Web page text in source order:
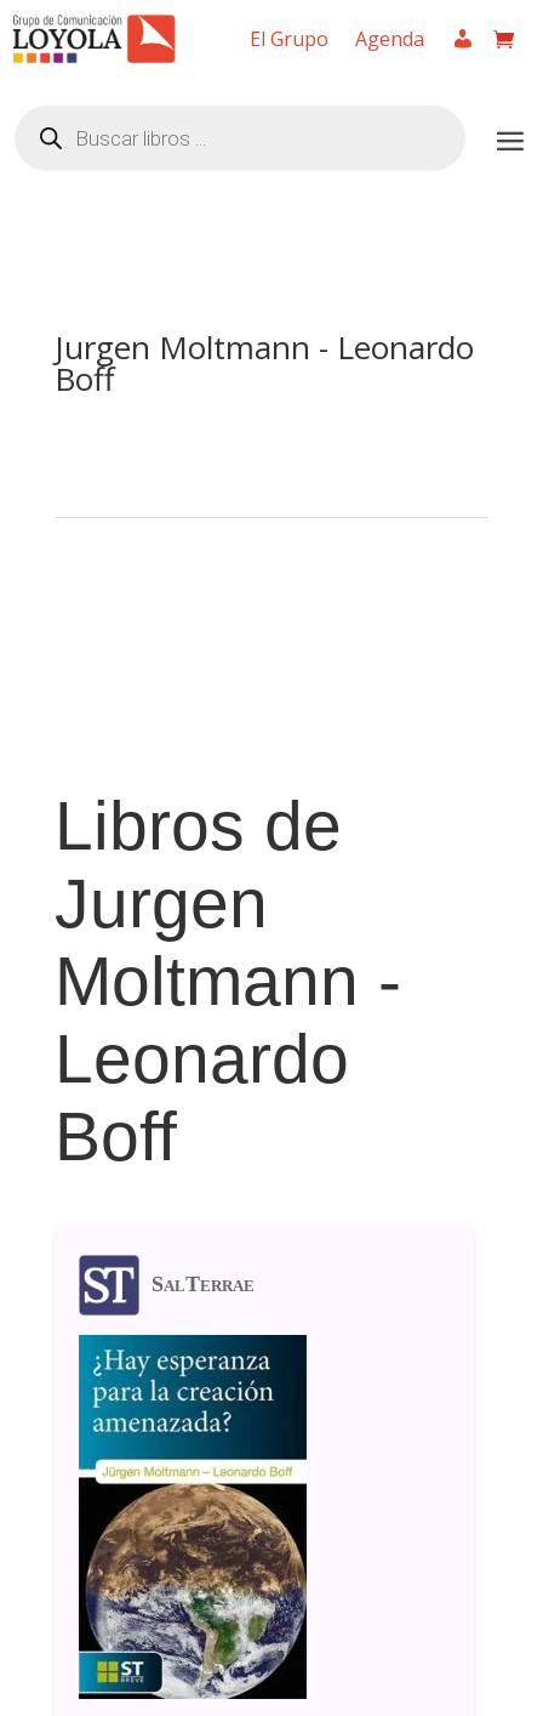
El Grupo Agenda
productos
Jurgen Moltmann - Leonardo
Boff
Libros de
Jurgen
Moltmann -
Leonardo
Boff
SalTerrae